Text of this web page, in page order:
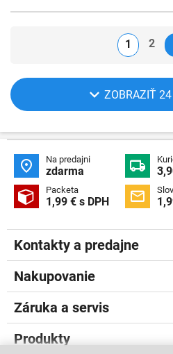
1 2
ZOBRAZIŤ
 Na predajni
zdarma 
 Packeta
1,99 € s DPH 
Kontakty a predajne
Nakupovanie
Záruka a servis
Produkty